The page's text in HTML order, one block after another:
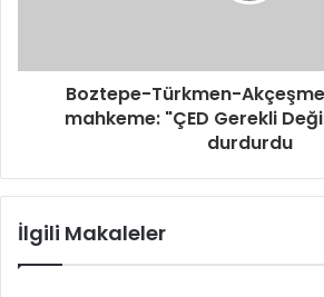
Boztepe-Türkmen-
mahkeme: "ÇED Gerekli
durdurdu
İlgili Makaleler